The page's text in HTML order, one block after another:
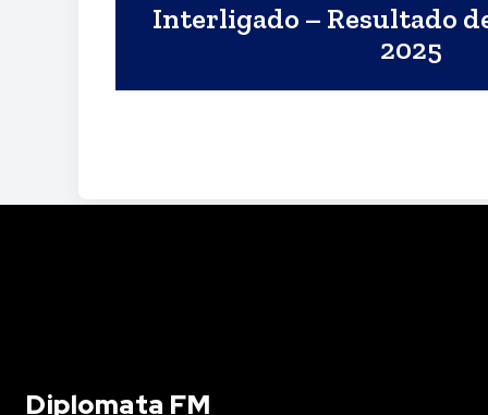
Interligado – Resultado
2025
Diplomata FM